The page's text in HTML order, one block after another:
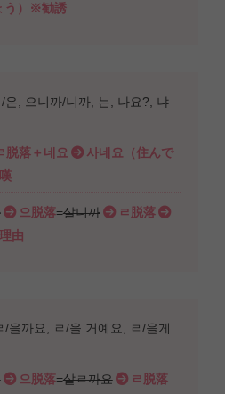
う）※勧誘
은, 으니까/니까, 는, 나요?, 냐
脱落＋네요
사네요（住んで
으脱落=살니까
ㄹ脱落
由
/을까요, ㄹ/을 거예요, ㄹ/을게
으脱落=살ㄹ까요
ㄹ脱落